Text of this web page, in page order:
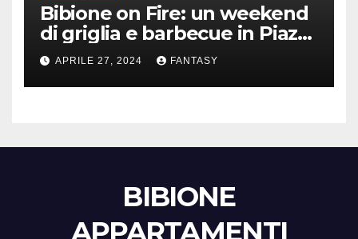
Bibione on Fire: un weekend
di griglia e barbecue in Piazza
Treviso
APRILE 27, 2024 FANTASY
BIBIONE
APPARTAMENTI